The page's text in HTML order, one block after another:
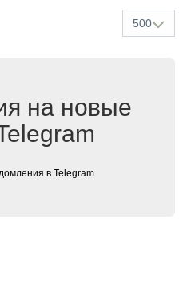
500
на новые
в Telegram